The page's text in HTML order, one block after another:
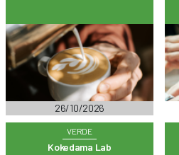
26/10/2026
VERDE
Kokedama Lab